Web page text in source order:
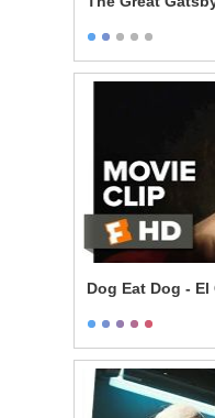
Dog Eat Dog - El